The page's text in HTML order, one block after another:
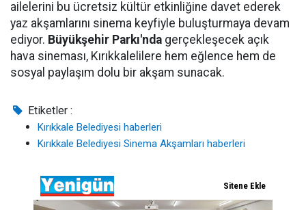
ailelerini bu ücretsiz kültür etkinliğine davet ederek
yaz akşamlarını sinema keyfiyle buluşturmaya devam
ediyor. Büyükşehir Parkı'nda gerçekleşecek açık
hava sineması, Kırıkkalelilere hem eğlence hem de
sosyal paylaşım dolu bir akşam sunacak.
Etiketler :
Kırıkkale Belediyesi haberleri
Kırıkkale Belediyesi Sinema Akşamları haberleri